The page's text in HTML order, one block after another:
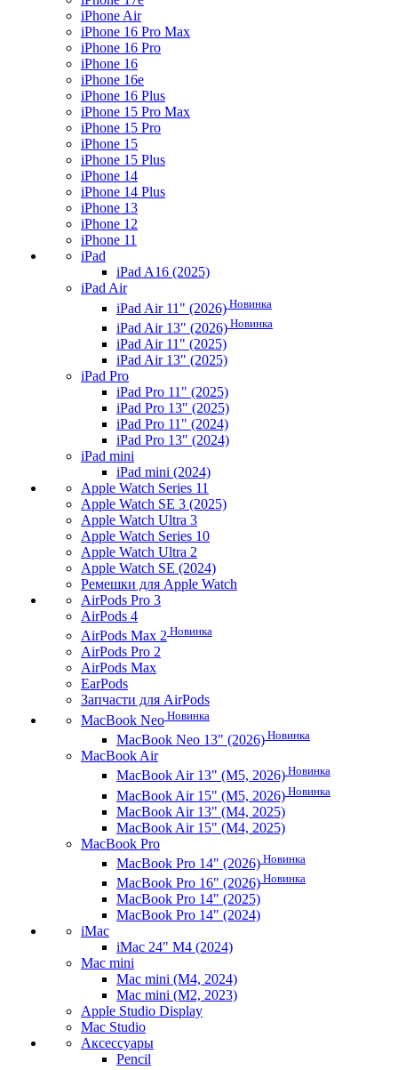
iPhone Air
iPhone 16 Pro Max
iPhone 16 Pro
iPhone 16
iPhone 16e
iPhone 16 Plus
iPhone 15 Pro Max
iPhone 15 Pro
iPhone 15
iPhone 15 Plus
iPhone 14
iPhone 14 Plus
iPhone 13
iPhone 12
iPhone 11
iPad
iPad A16 (2025)
iPad Air
iPad Air 11" (2026) Новинка
iPad Air 13" (2026) Новинка
iPad Air 11" (2025)
iPad Air 13" (2025)
iPad Pro
iPad Pro 11" (2025)
iPad Pro 13" (2025)
iPad Pro 11" (2024)
iPad Pro 13" (2024)
iPad mini
iPad mini (2024)
Apple Watch Series 11
Apple Watch SE 3 (2025)
Apple Watch Ultra 3
Apple Watch Series 10
Apple Watch Ultra 2
Apple Watch SE (2024)
Ремешки для Apple Watch
AirPods Pro 3
AirPods 4
AirPods Max 2 Новинка
AirPods Pro 2
AirPods Max
EarPods
Запчасти для AirPods
MacBook Neo Новинка
MacBook Neo 13" (2026) Новинка
MacBook Air
MacBook Air 13" (M5, 2026) Новинка
MacBook Air 15" (M5, 2026) Новинка
MacBook Air 13" (M4, 2025)
MacBook Air 15" (M4, 2025)
MacBook Pro
MacBook Pro 14" (2026) Новинка
MacBook Pro 16" (2026) Новинка
MacBook Pro 14" (2025)
MacBook Pro 14" (2024)
iMac
iMac 24" M4 (2024)
Mac mini
Mac mini (M4, 2024)
Mac mini (M2, 2023)
Apple Studio Display
Mac Studio
Аксессуары
Pencil